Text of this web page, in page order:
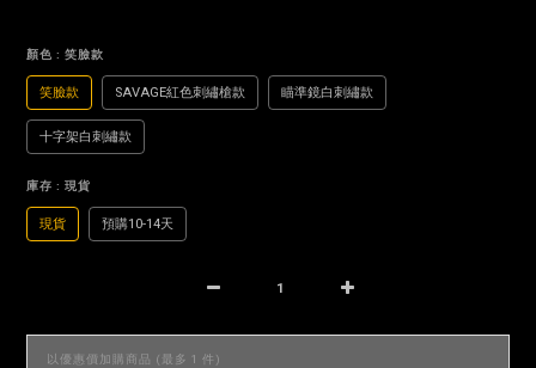
顏色 : 笑臉款
笑臉款 SAVAGE紅色刺繡槍款 瞄準鏡白刺繡款
十字架白刺繡款
庫存 : 現貨
現貨 預購10-14天
以優惠價加購商品 (最多 1 件)